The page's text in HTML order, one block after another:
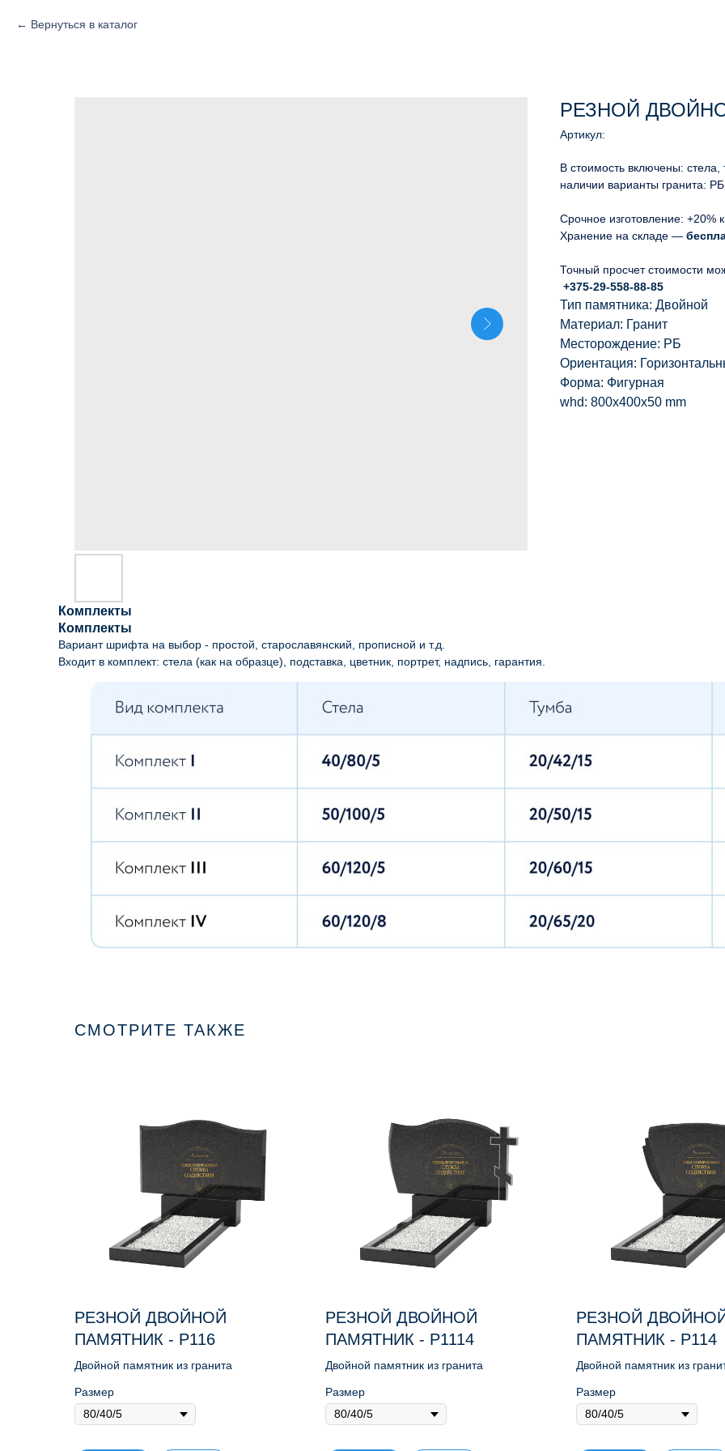
Вернуться в каталог
РЕЗНОЙ
Артикул:
В стоимость включены:
наличии варианты гранита:
Срочное изготовление: +20%
Хранение на складе —
Точный просчет стоимости
+375-29-558-88-85
Тип памятника: Двойной
Материал: Гранит
Месторождение: РБ
Ориентация:
Форма: Фигурная
whd: 800x400x50 mm
Комплекты
Комплекты
Вариант шрифта на выбор - простой, старославянский, прописной и т.д.
Входит в комплект: стела (как на образце), подставка, цветник, портрет, надпись, гарантия.
СМОТРИТЕ ТАКЖЕ
РЕЗНОЙ ДВОЙНОЙ
ПАМЯТНИК - Р116
Двойной памятник из гранита
Размер
РЕЗНОЙ ДВОЙНОЙ
ПАМЯТНИК - Р1114
Двойной памятник из гранита
Размер
РЕЗНОЙ
ПАМЯТНИК - Р114
Двойной памятник из
Размер